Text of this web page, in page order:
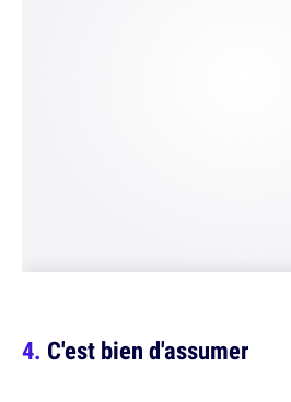
C'est bien d'assumer